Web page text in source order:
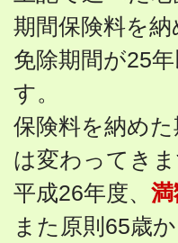
期間保険料を
免除期間が25
す。
保険料を納め
は変わってきま
平成26年度、 満
また原則65歳